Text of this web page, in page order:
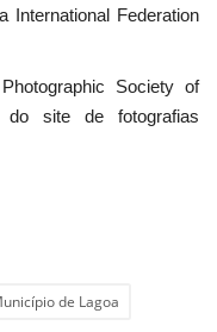
International Federation
Society of
site de fotografias
de Lagoa